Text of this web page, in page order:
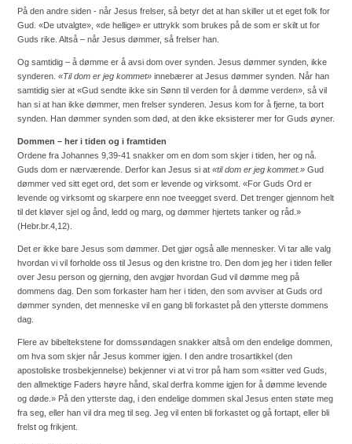
På den andre siden - når Jesus frelser, så betyr det at han skiller ut et eget folk for
Gud. «De utvalgte», «de hellige» er uttrykk som brukes på de som er skilt ut for
Guds rike. Altså – når Jesus dømmer, så frelser han.
Og samtidig – å dømme er å avsi dom over synden. Jesus dømmer synden, ikke
synderen. «Til dom er jeg kommet» innebærer at Jesus dømmer synden. Når han
samtidig sier at «Gud sendte ikke sin Sønn til verden for å dømme verden», så vil
han si at han ikke dømmer, men frelser synderen. Jesus kom for å fjerne, ta bort
synden. Han dømmer synden som død, at den ikke eksisterer mer for Guds øyner.
Dommen – her i tiden og i framtiden
Ordene fra Johannes 9,39-41 snakker om en dom som skjer i tiden, her og nå.
Guds dom er nærværende. Derfor kan Jesus si at «til dom er jeg kommet.» Gud
dømmer ved sitt eget ord, det som er levende og virksomt. «For Guds Ord er
levende og virksomt og skarpere enn noe tveegget sverd. Det trenger gjennom helt
til det kløver sjel og ånd, ledd og marg, og dømmer hjertets tanker og råd.»
(Hebr.br.4,12).
Det er ikke bare Jesus som dømmer. Det gjør også alle mennesker. Vi tar alle valg
hvordan vi vil forholde oss til Jesus og den kristne tro. Den dom jeg her i tiden feller
over Jesu person og gjerning, den avgjør hvordan Gud vil dømme meg på
dommens dag. Den som forkaster ham her i tiden, den som avviser at Guds ord
dømmer synden, det menneske vil en gang bli forkastet på den ytterste dommens
dag.
Flere av bibeltekstene for domssøndagen snakker altså om den endelige dommen,
om hva som skjer når Jesus kommer igjen. I den andre trosartikkel (den
apostoliske trosbekjennelse) bekjenner vi at vi tror på ham som «sitter ved Guds,
den allmektige Faders høyre hånd, skal derfra komme igjen for å dømme levende
og døde.» På den ytterste dag, i den endelige dommen skal Jesus enten støte meg
fra seg, eller han vil dra meg til seg. Jeg vil enten bli forkastet og gå fortapt, eller bli
frelst og frikjent.